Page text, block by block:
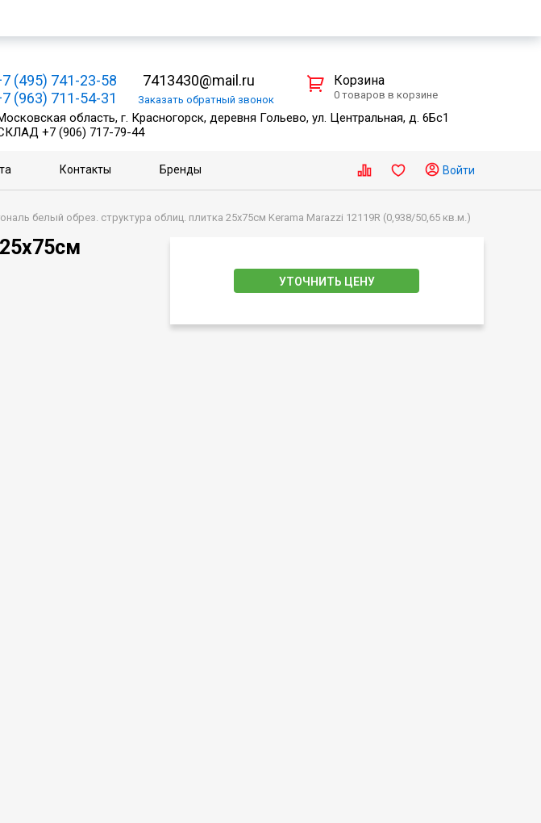
(495) 741-23-58
(963) 711-54-31
7413430@mail.ru
Заказать обратный звонок
область, г. Красногорск, деревня Гольево, ул. Центральная, д. 6Бс1
+7 (906) 717-79-44
Корзина
0 товаров в корзине
Контакты Бренды Войти
белый обрез. структура облиц. плитка 25х75см Kerama Marazzi 12119R (0,938/50,65 кв.м.)
УТОЧНИТЬ ЦЕНУ